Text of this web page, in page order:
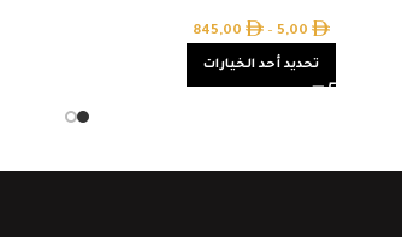
5,00
–
845,00
تحديد أحد الخيارات